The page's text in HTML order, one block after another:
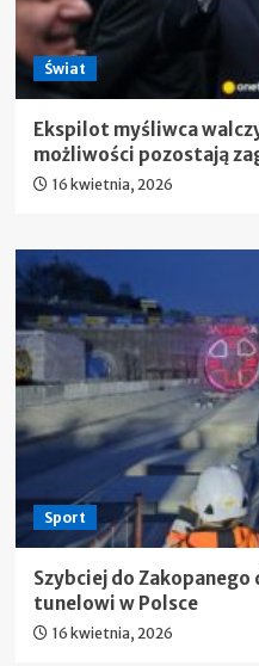
Świat
Ekspilot myśliwca
możliwości pozostają
16 kwietnia, 2026
Sport
Szybciej do Zakopanego
tunelowi w Polsce
16 kwietnia, 2026